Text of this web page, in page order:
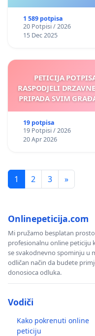
1 589 potpisa
20 Potpisi / 2026
15 Dec 2025
PETICIJA
RASPODJELI
PRIPADA SVIM
19 potpisa
19 Potpisi / 2026
20 Apr 2026
1 2 3 »
Onlinepeticija.com
Mi pružamo besplatan
profesionalnu online peticiju
se svakodnevno spominju u
odličan način da budete
donosioca odluka.
Vodiči
Kako pokrenuti online
peticiju